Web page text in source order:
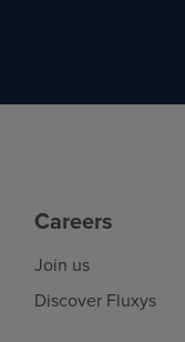
Careers
Join us
Discover Fluxys